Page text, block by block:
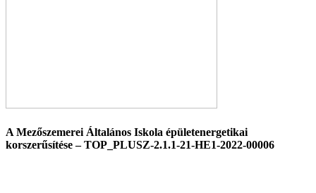
A Mezőszemerei Általános Iskola épületenergetikai
korszerűsítése – TOP_PLUSZ-2.1.1-21-HE1-2022-00006